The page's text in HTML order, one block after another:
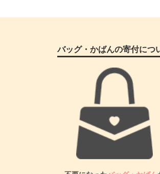
バッグ・かばんの寄付につ